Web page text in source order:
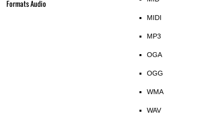
Formats Audio
MIDI
MP3
OGA
OGG
WMA
WAV